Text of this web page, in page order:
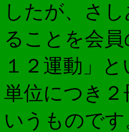
したが、さ
ることを会
１２運動」
単位につき
いうもので